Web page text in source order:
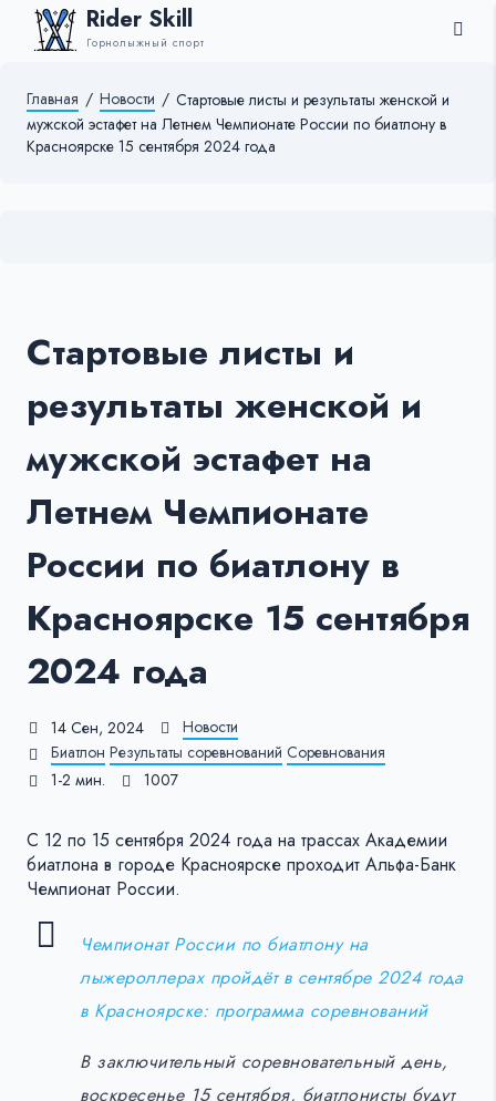
Rider Skill
Горнолыжный спорт
Главная / Новости / Стартовые листы и результаты женской и
мужской эстафет на Летнем Чемпионате России по биатлону в
Красноярске 15 сентября 2024 года
Стартовые листы и
результаты женской и
мужской эстафет на
Летнем Чемпионате
России по биатлону в
Красноярске 15 сентября
2024 года
14 Сен, 2024
Новости
Биатлон Результаты соревнований Соревнования
1-2 мин.
1007
С 12 по 15 сентября 2024 года на трассах Академии
биатлона в городе Красноярске проходит Альфа-Банк
Чемпионат России.
Чемпионат России по биатлону на
лыжероллерах пройдёт в сентябре 2024 года
в Красноярске: программа соревнований
В заключительный соревновательный день,
воскресенье 15 сентября, биатлонисты будут